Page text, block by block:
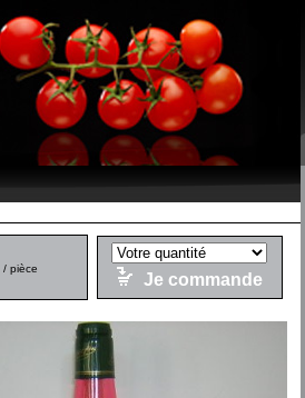
/ pièce
Je commande